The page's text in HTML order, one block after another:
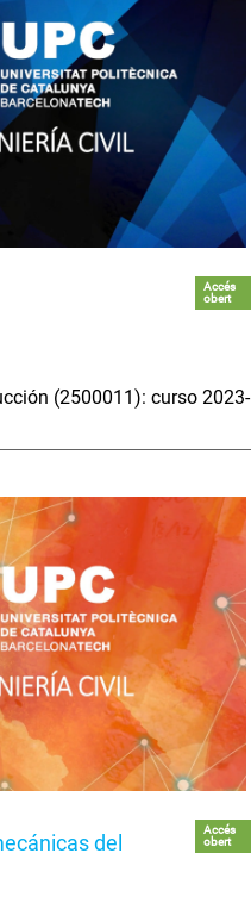
Accés
obert
(2500011): curso 2023-
del
Accés
obert